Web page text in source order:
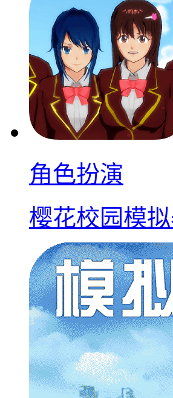
角色扮演
樱花校园模